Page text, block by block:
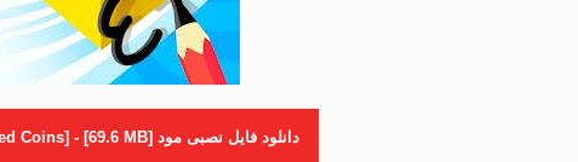
دانلود فایل نصبی مود [Unlimited Coins] - [69.6 MB]